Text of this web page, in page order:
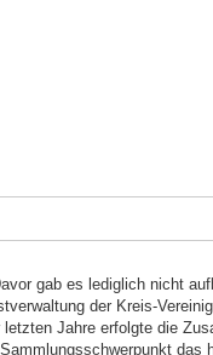
gab es lediglich nicht
der Kreis-
Jahre erfolgte die
das